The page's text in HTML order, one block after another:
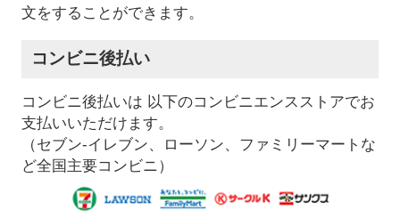
文をすることができます。
コンビニ後払い
コンビニ後払いは 以下のコンビニエンスストアでお
支払いいただけます。
（セブン-イレブン、ローソン、ファミリーマートな
ど全国主要コンビニ）